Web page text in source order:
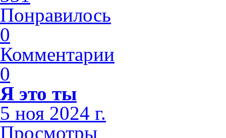
Понравилось
0
Комментарии
0
Я это ты
5 ноя 2024 г.
Просмотры